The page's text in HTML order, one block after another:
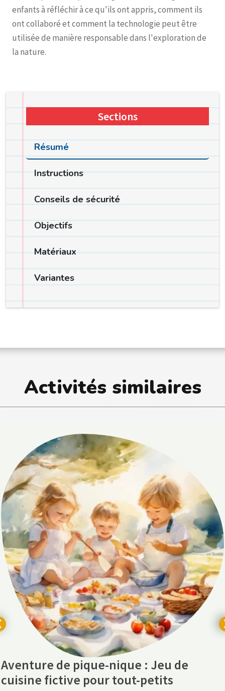
enfants à réfléchir à ce qu'ils ont appris, comment ils
ont collaboré et comment la technologie peut être
utilisée de manière responsable dans l'exploration de
la nature.
Sections
Résumé
Instructions
Conseils de sécurité
Objectifs
Matériaux
Variantes
Activités similaires
Aventure de pique-nique : Jeu de
cuisine fictive pour tout-petits